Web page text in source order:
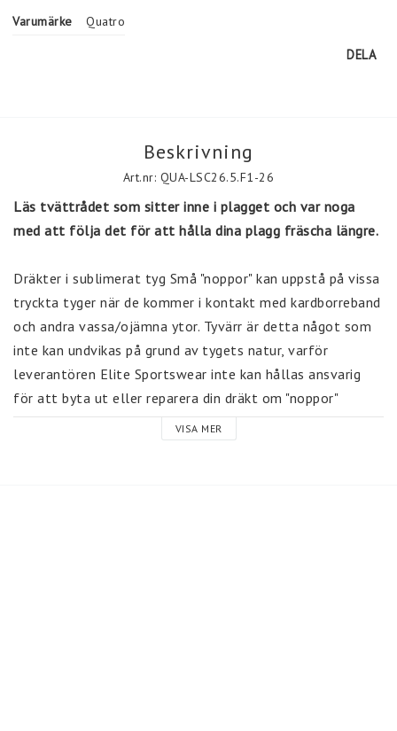
Varumärke
Quatro
DELA
Beskrivning
Art.nr: QUA-LSC26.5.F1-26
Läs tvättrådet som sitter inne i plagget och var noga
med att följa det för att hålla dina plagg fräscha längre.
Dräkter i sublimerat tyg Små "noppor" kan uppstå på vissa
tryckta tyger när de kommer i kontakt med kardborreband
och andra vassa/ojämna ytor. Tyvärr är detta något som
inte kan undvikas på grund av tygets natur, varför
leverantören Elite Sportswear inte kan hållas ansvarig
för att byta ut eller reparera din dräkt om "noppor"
uppstår.
VISA MER